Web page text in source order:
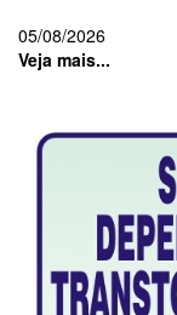
Veja mais...